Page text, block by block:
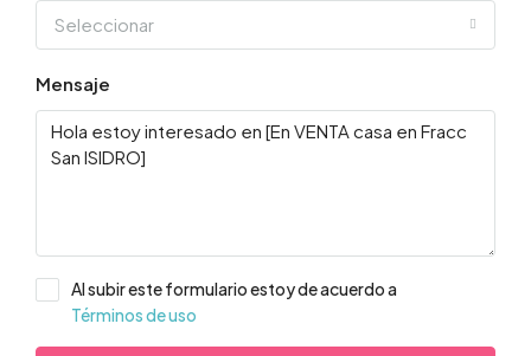
Seleccionar
Mensaje
Al subir este formulario estoy de acuerdo a
Términos de uso